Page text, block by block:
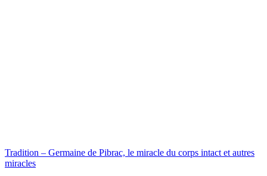
Tradition – Germaine de Pibrac, le miracle du corps intact et autres
miracles